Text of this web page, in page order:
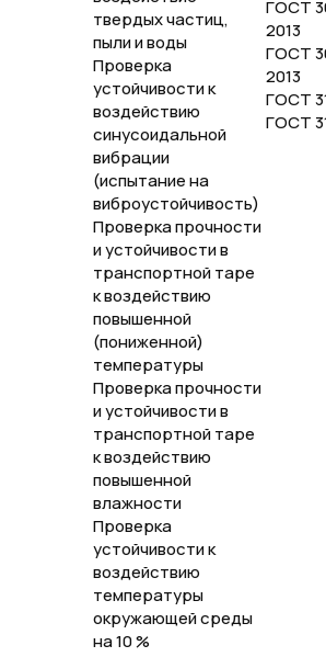
твердых частиц,
пыли и воды
Проверка
устойчивости к
воздействию
синусоидальной
вибрации
(испытание на
виброустойчивость)
Проверка прочности
и устойчивости в
транспортной таре
к воздействию
повышенной
(пониженной)
температуры
Проверка прочности
и устойчивости в
транспортной таре
к воздействию
повышенной
влажности
Проверка
устойчивости к
воздействию
температуры
окружающей среды
на 10 %
ГОСТ
2013
ГОСТ
2013
ГОСТ
ГОСТ